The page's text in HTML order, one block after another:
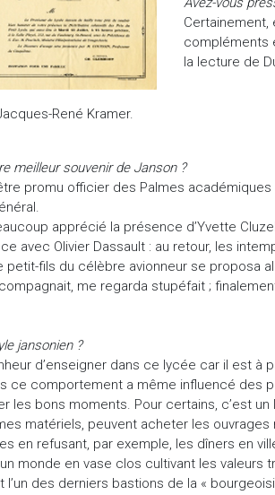
René Kramer.
compléments
la lecture de
meilleur souvenir de Janson ?
promu officier des Palmes académiques
apprécié la présence d’Yvette
avec Olivier Dassault : au retour, les
petit-fils du célèbre avionneur se proposa
me regarda stupéfait ;
jansonien ?
d’enseigner dans ce lycée car il est
ce comportement a même influencé des
les bons moments. Pour certains, c’est
matériels, peuvent acheter les
en refusant, par exemple, les dîners en
monde en vase clos cultivant les
l’un des derniers bastions de la «